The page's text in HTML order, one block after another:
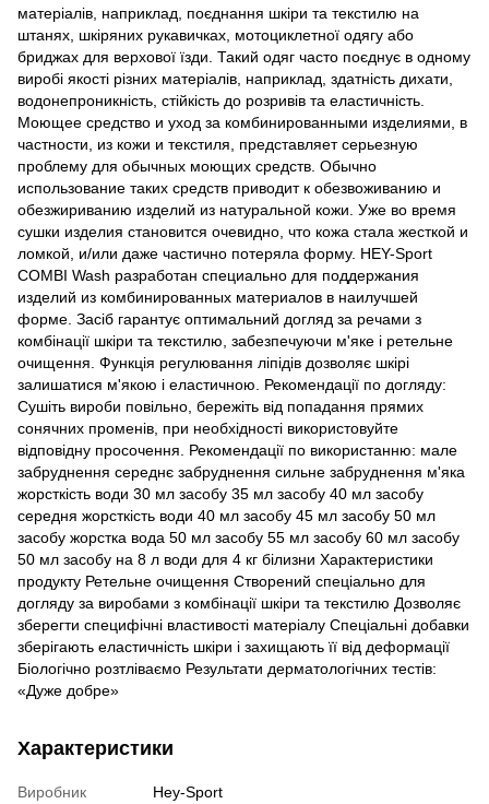
матеріалів, наприклад, поєднання шкіри та текстилю на
штанях, шкіряних рукавичках, мотоциклетної одягу або
бриджах для верхової їзди. Такий одяг часто поєднує в одному
виробі якості різних матеріалів, наприклад, здатність дихати,
водонепроникність, стійкість до розривів та еластичність.
Моющее средство и уход за комбинированными изделиями, в
частности, из кожи и текстиля, представляет серьезную
проблему для обычных моющих средств. Обычно
использование таких средств приводит к обезвоживанию и
обезжириванию изделий из натуральной кожи. Уже во время
сушки изделия становится очевидно, что кожа стала жесткой и
ломкой, и/или даже частично потеряла форму. HEY-Sport
COMBI Wash разработан специально для поддержания
изделий из комбинированных материалов в наилучшей
форме. Засіб гарантує оптимальний догляд за речами з
комбінації шкіри та текстилю, забезпечуючи м'яке і ретельне
очищення. Функція регулювання ліпідів дозволяє шкірі
залишатися м'якою і еластичною. Рекомендації по догляду:
Сушіть вироби повільно, бережіть від попадання прямих
сонячних променів, при необхідності використовуйте
відповідну просочення. Рекомендації по використанню: мале
забруднення середнє забруднення сильне забруднення м'яка
жорсткість води 30 мл засобу 35 мл засобу 40 мл засобу
середня жорсткість води 40 мл засобу 45 мл засобу 50 мл
засобу жорстка вода 50 мл засобу 55 мл засобу 60 мл засобу
50 мл засобу на 8 л води для 4 кг білизни Характеристики
продукту Ретельне очищення Створений спеціально для
догляду за виробами з комбінації шкіри та текстилю Дозволяє
зберегти специфічні властивості матеріалу Спеціальні добавки
зберігають еластичність шкіри і захищають її від деформації
Біологічно розтліваємо Результати дерматологічних тестів:
«Дуже добре»
Характеристики
Виробник Hey-Sport